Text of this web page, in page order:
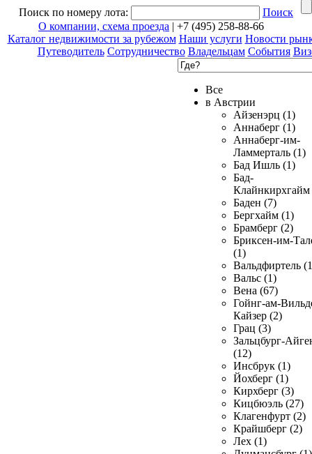
Поиск по номеру лота:
Поиск
О компании, схема проезда | +7 (495) 258-88-66
Каталог недвижимости за рубежом Наши услуги Новости
Путеводитель Сотрудничество Владельцам События
Все
в Австрии
Айзенэрц (1)
Аннаберг (1)
Аннаберг-им-
Ламмерталь (1)
Бад Ишль (1)
Бад-
Клайнкирхгайм
Баден (7)
Бергхайм (1)
Брамберг (2)
Бриксен-им-
(1)
Вальдфиртель
Вальс (1)
Вена (67)
Гойнг-ам-
Кайзер (2)
Грац (3)
Зальцбург-
(12)
Инсбрук (1)
Йохберг (1)
Кирхберг (3)
Кицбюэль (27)
Клагенфурт (2)
Крайшберг (2)
Лех (1)